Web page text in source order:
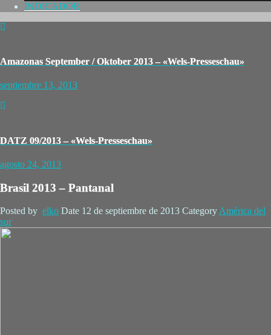
INDICADOR
Amazonas September / Oktober 2013 – «Wels-Presseschau»
septiembre 13, 2013
DATZ 09/2013 – «Wels-Presseschau»
agosto 24, 2013
Brasil 2013 – Pantanal
Posted by elko Date 12 de septiembre de 2013 Category América del
sur